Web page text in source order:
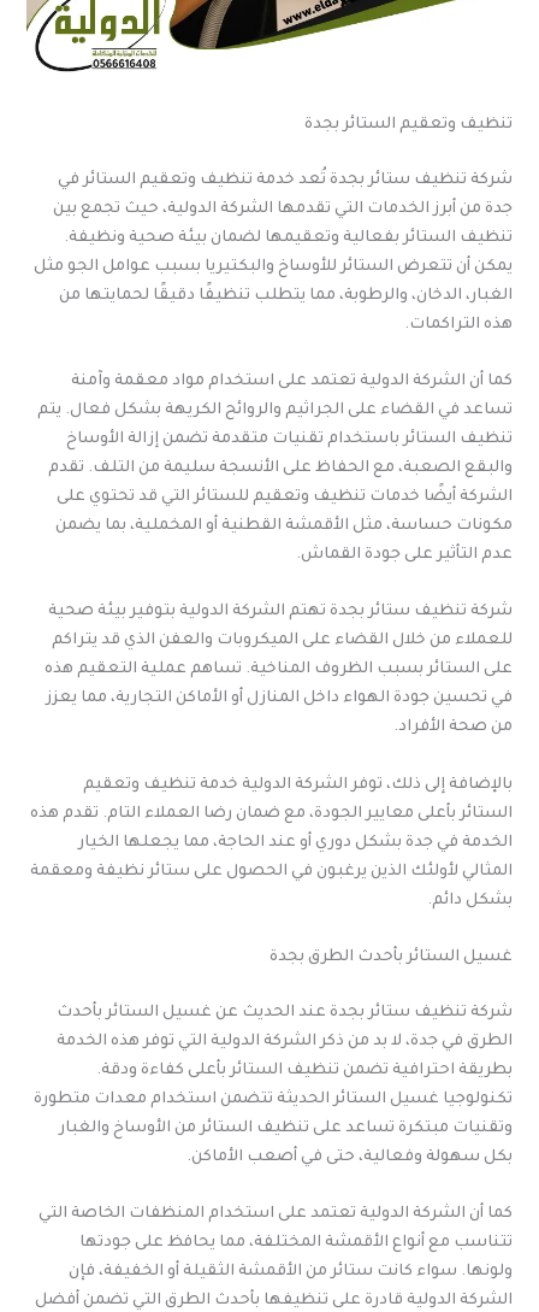
تنظيف وتعقيم الستائر بجدة
شركة تنظيف ستائر بجدة تُعد خدمة تنظيف وتعقيم الستائر في
جدة من أبرز الخدمات التي تقدمها الشركة الدولية، حيث تجمع بين
تنظيف الستائر بفعالية وتعقيمها لضمان بيئة صحية ونظيفة.
يمكن أن تتعرض الستائر للأوساخ والبكتيريا بسبب عوامل الجو مثل
الغبار، الدخان، والرطوبة، مما يتطلب تنظيفًا دقيقًا لحمايتها من
هذه التراكمات.
كما أن الشركة الدولية تعتمد على استخدام مواد معقمة وآمنة
تساعد في القضاء على الجراثيم والروائح الكريهة بشكل فعال. يتم
تنظيف الستائر باستخدام تقنيات متقدمة تضمن إزالة الأوساخ
والبقع الصعبة، مع الحفاظ على الأنسجة سليمة من التلف. تقدم
الشركة أيضًا خدمات تنظيف وتعقيم للستائر التي قد تحتوي على
مكونات حساسة، مثل الأقمشة القطنية أو المخملية، بما يضمن
عدم التأثير على جودة القماش.
شركة تنظيف ستائر بجدة تهتم الشركة الدولية بتوفير بيئة صحية
للعملاء من خلال القضاء على الميكروبات والعفن الذي قد يتراكم
على الستائر بسبب الظروف المناخية. تساهم عملية التعقيم هذه
في تحسين جودة الهواء داخل المنازل أو الأماكن التجارية، مما يعزز
من صحة الأفراد.
بالإضافة إلى ذلك، توفر الشركة الدولية خدمة تنظيف وتعقيم
الستائر بأعلى معايير الجودة، مع ضمان رضا العملاء التام. تقدم هذه
الخدمة في جدة بشكل دوري أو عند الحاجة، مما يجعلها الخيار
المثالي لأولئك الذين يرغبون في الحصول على ستائر نظيفة ومعقمة
بشكل دائم.
غسيل الستائر بأحدث الطرق بجدة
شركة تنظيف ستائر بجدة عند الحديث عن غسيل الستائر بأحدث
الطرق في جدة، لا بد من ذكر الشركة الدولية التي توفر هذه الخدمة
بطريقة احترافية تضمن تنظيف الستائر بأعلى كفاءة ودقة.
تكنولوجيا غسيل الستائر الحديثة تتضمن استخدام معدات متطورة
وتقنيات مبتكرة تساعد على تنظيف الستائر من الأوساخ والغبار
بكل سهولة وفعالية، حتى في أصعب الأماكن.
كما أن الشركة الدولية تعتمد على استخدام المنظفات الخاصة التي
تتناسب مع أنواع الأقمشة المختلفة، مما يحافظ على جودتها
ولونها. سواء كانت ستائر من الأقمشة الثقيلة أو الخفيفة، فإن
الشركة الدولية قادرة على تنظيفها بأحدث الطرق التي تضمن أفضل